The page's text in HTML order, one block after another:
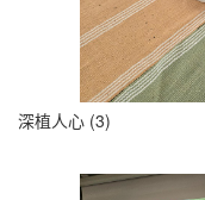
深植人心 (3)